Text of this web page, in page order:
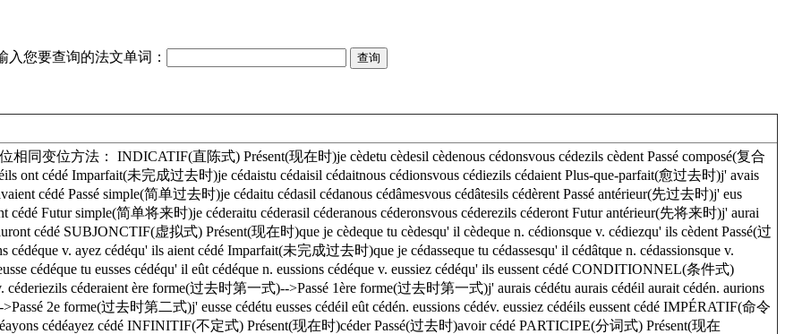
入您要查询的法文单词：
同变位方法： INDICATIF(直陈式) Présent(现在时)je cèdetu cèdesil cèdenous cédonsvous cédezils cèdent Passé composé(复合
ont cédé Imparfait(未完成过去时)je cédaistu cédaisil cédaitnous cédionsvous cédiezils cédaient Plus-que-parfait(愈过去时)j' avais
cédé Passé simple(简单过去时)je cédaitu cédasil cédanous cédâmesvous cédâtesils cédèrent Passé antérieur(先过去时)j' eus
cédé Futur simple(简单将来时)je céderaitu céderasil céderanous céderonsvous céderezils céderont Futur antérieur(先将来时)j' aurai
cédé SUBJONCTIF(虚拟式) Présent(现在时)que je cèdeque tu cèdesqu' il cèdeque n. cédionsque v. cédiezqu' ils cèdent Passé(过
v. ayez cédéqu' ils aient cédé Imparfait(未完成过去时)que je cédasseque tu cédassesqu' il cédâtque n. cédassionsque v.
cédéque tu eusses cédéqu' il eût cédéque n. eussions cédéque v. eussiez cédéqu' ils eussent cédé CONDITIONNEL(条件式)
céderiezils céderaient ère forme(过去时第一式)-->Passé 1ère forme(过去时第一式)j' aurais cédétu aurais cédéil aurait cédén. aurions
2e forme(过去时第二式)j' eusse cédétu eusses cédéil eût cédén. eussions cédév. eussiez cédéils eussent cédé IMPÉRATIF(命令
cédéayez cédé INFINITIF(不定式) Présent(现在时)céder Passé(过去时)avoir cédé PARTICIPE(分词式) Présent(现在